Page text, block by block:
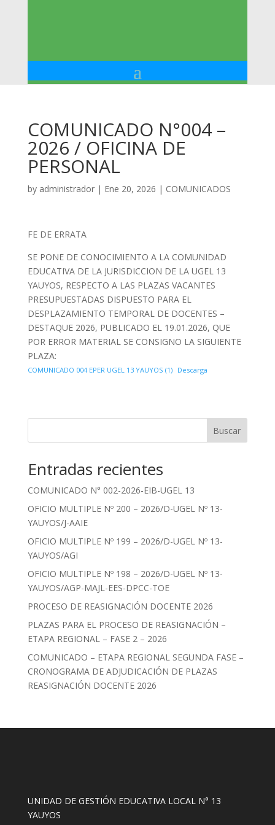
COMUNICADO N°004 –
2026 / OFICINA DE
PERSONAL
by administrador| Ene 20, 2026 | COMUNICADOS
FE DE ERRATA
SE PONE DE CONOCIMIENTO A LA COMUNIDAD
EDUCATIVA DE LA JURISDICCION DE LA UGEL 13
YAUYOS, RESPECTO A LAS PLAZAS VACANTES
PRESUPUESTADAS DISPUESTO PARA EL
DESPLAZAMIENTO TEMPORAL DE DOCENTES –
DESTAQUE 2026, PUBLICADO EL 19.01.2026, QUE
POR ERROR MATERIAL SE CONSIGNO LA SIGUIENTE
PLAZA:
COMUNICADO 004 EPER UGEL 13 YAUYOS (1) Descarga
Buscar
Entradas recientes
COMUNICADO N° 002-2026-EIB-UGEL 13
OFICIO MULTIPLE Nº 200 – 2026/D-UGEL Nº 13-
YAUYOS/J-AAIE
OFICIO MULTIPLE Nº 199 – 2026/D-UGEL Nº 13-
YAUYOS/AGI
OFICIO MULTIPLE Nº 198 – 2026/D-UGEL Nº 13-
YAUYOS/AGP-MAJL-EES-DPCC-TOE
PROCESO DE REASIGNACIÓN DOCENTE 2026
PLAZAS PARA EL PROCESO DE REASIGNACIÓN –
ETAPA REGIONAL – FASE 2 – 2026
COMUNICADO – ETAPA REGIONAL SEGUNDA FASE –
CRONOGRAMA DE ADJUDICACIÓN DE PLAZAS
REASIGNACIÓN DOCENTE 2026
UNIDAD DE GESTIÓN EDUCATIVA LOCAL N° 13
YAUYOS